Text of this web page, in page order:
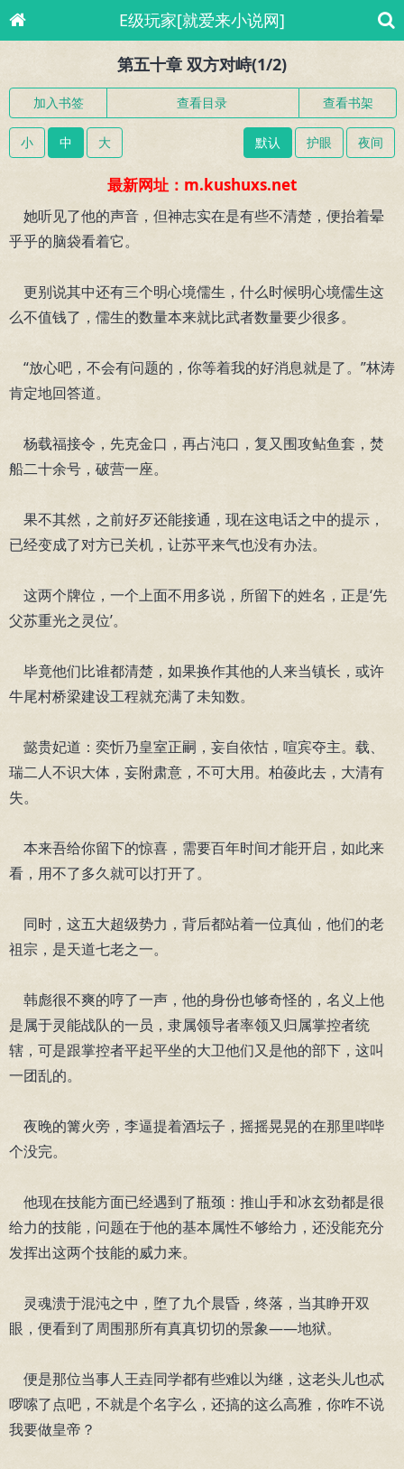
E级玩家[就爱来小说网]
第五十章 双方对峙(1/2)
加入书签 查看目录 查看书架
小 中 大 默认 护眼 夜间
最新网址：m.kushuxs.net
她听见了他的声音，但神志实在是有些不清楚，便抬着晕
乎乎的脑袋看着它。
更别说其中还有三个明心境儒生，什么时候明心境儒生这
么不值钱了，儒生的数量本来就比武者数量要少很多。
“放心吧，不会有问题的，你等着我的好消息就是了。”林涛
肯定地回答道。
杨载福接令，先克金口，再占沌口，复又围攻鲇鱼套，焚
船二十余号，破营一座。
果不其然，之前好歹还能接通，现在这电话之中的提示，
已经变成了对方已关机，让苏平来气也没有办法。
这两个牌位，一个上面不用多说，所留下的姓名，正是‘先
父苏重光之灵位’。
毕竟他们比谁都清楚，如果换作其他的人来当镇长，或许
牛尾村桥梁建设工程就充满了未知数。
懿贵妃道：奕忻乃皇室正嗣，妄自依怙，喧宾夺主。载、
瑞二人不识大体，妄附肃意，不可大用。柏葰此去，大清有
失。
本来吾给你留下的惊喜，需要百年时间才能开启，如此来
看，用不了多久就可以打开了。
同时，这五大超级势力，背后都站着一位真仙，他们的老
祖宗，是天道七老之一。
韩彪很不爽的哼了一声，他的身份也够奇怪的，名义上他
是属于灵能战队的一员，隶属领导者率领又归属掌控者统
辖，可是跟掌控者平起平坐的大卫他们又是他的部下，这叫
一团乱的。
夜晚的篝火旁，李逼提着酒坛子，摇摇晃晃的在那里哔哔
个没完。
他现在技能方面已经遇到了瓶颈：推山手和冰玄劲都是很
给力的技能，问题在于他的基本属性不够给力，还没能充分
发挥出这两个技能的威力来。
灵魂溃于混沌之中，堕了九个晨昏，终落，当其睁开双
眼，便看到了周围那所有真真切切的景象——地狱。
便是那位当事人王垚同学都有些难以为继，这老头儿也忒
啰嗦了点吧，不就是个名字么，还搞的这么高雅，你咋不说
我要做皇帝？